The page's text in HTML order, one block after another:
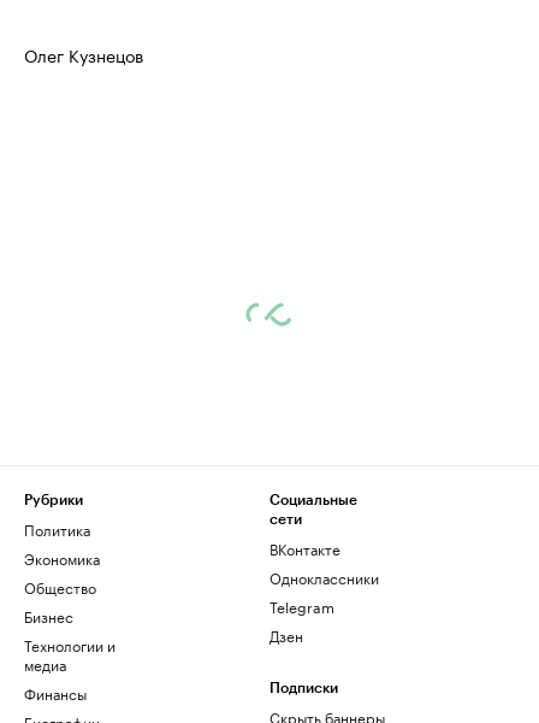
Олег Кузнецов
Рубрики
Политика
Экономика
Общество
Бизнес
Технологии и
медиа
Финансы
Социальные
сети
ВКонтакте
Одноклассники
Telegram
Дзен
Подписки
Скрыть баннеры